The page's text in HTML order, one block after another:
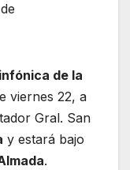
de la
viernes 22, a
Gral. San
y estará bajo
.